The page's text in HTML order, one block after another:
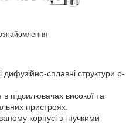
сплавні структури p-
підсилювачах високої та
пристроях.
корпусі з гнучкими